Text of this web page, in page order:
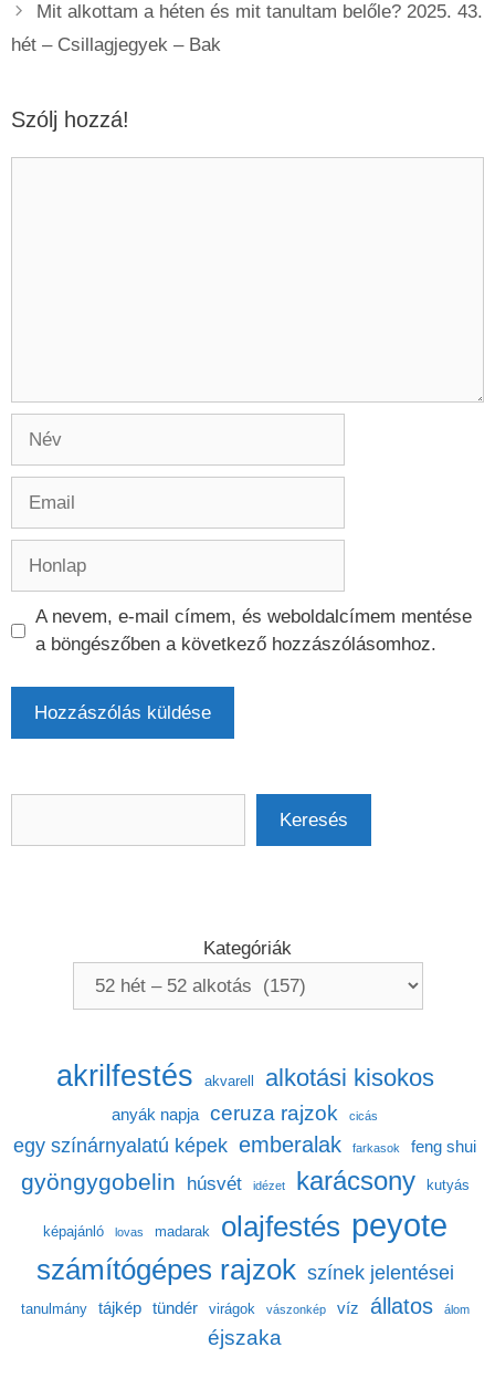
Mit alkottam a héten és mit tanultam belőle? 2025. 43.
hét – Csillagjegyek – Bak
Szólj hozzá!
A nevem, e-mail címem, és weboldalcímem mentése
a böngészőben a következő hozzászólásomhoz.
Keresés
Kategóriák
akrilfestés akvarell alkotási kisokos
anyák napja ceruza rajzok cicás
egy színárnyalatú képek emberalak farkasok feng shui
gyöngygobelin húsvét idézet karácsony kutyás
képajánló lovas madarak olajfestés peyote
számítógépes rajzok színek jelentései
tanulmány tájkép tündér virágok vászonkép víz állatos álom
éjszaka